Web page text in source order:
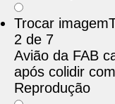
Trocar imagem
2 de 7
Avião da FAB
após colidir
Reprodução